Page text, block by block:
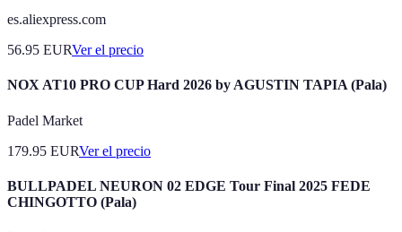
es.aliexpress.com
56.95 EURVer el precio
NOX AT10 PRO CUP Hard 2026 by AGUSTIN TAPIA (Pala)
Padel Market
179.95 EURVer el precio
BULLPADEL NEURON 02 EDGE Tour Final 2025 FEDE
CHINGOTTO (Pala)